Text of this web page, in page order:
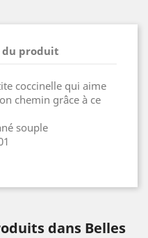
du produit
coccinelle qui aime
chemin grâce à ce
souple
dans Belles